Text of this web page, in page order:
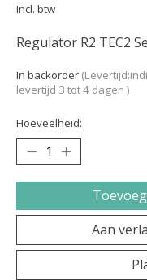
Incl. btw
Regulator R2 TEC2
In backorder
levertijd 3 tot 4 dagen )
Hoeveelheid:
Aan